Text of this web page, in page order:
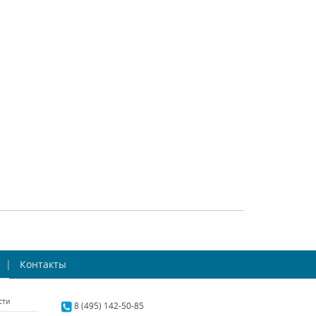
лампа
Nova 3001/02
TL-4
13 шт.
Настольная лампа
Контакты
8 (495) 142-50-85